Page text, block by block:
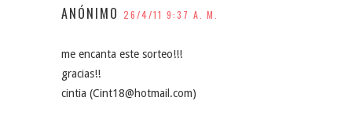
ANÓNIMO 26/4/11 9:37 A. M.
me encanta este sorteo!!!
gracias!!
cintia (Cint18@hotmail.com)